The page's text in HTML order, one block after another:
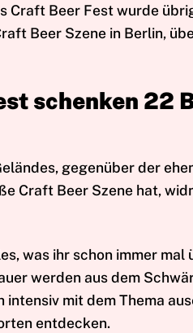
Craft Beer Fest wurde
Beer Szene in Berlin,
schenken 22
gegenüber der
Craft Beer Szene hat,
was ihr schon immer
werden aus dem
mit dem Thema
entdecken.